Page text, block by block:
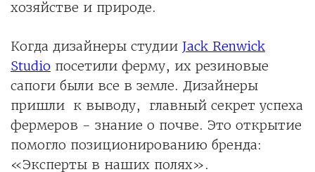
хозяйстве и природе.
Когда дизайнеры студии Jack Renwick
Studio посетили ферму, их резиновые
сапоги были все в земле. Дизайнеры
пришли к выводу, главный секрет успеха
фермеров - знание о почве. Это открытие
помогло позиционированию бренда:
«Эксперты в наших полях».